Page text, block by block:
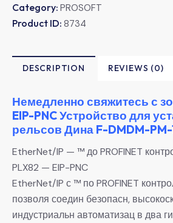
Category: PROSOFT
Product ID: 8734
DESCRIPTION REVIEWS (0)
Немедленно свяжитесь с
EIP-PNC Устройство для
рельсов Дина F-DMDM-PM-
EtherNet/IP — ™ до PROFINET
PLX82 — EIP-PNC
EtherNet/IP с ™ по PROFINET
позволя соедин безопасн,
индустриальн автоматизац в два